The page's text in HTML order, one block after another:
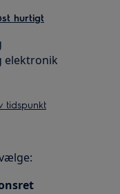
hurtigt
elektronik
tidspunkt